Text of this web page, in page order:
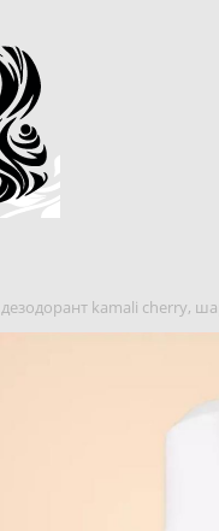
дезодорант kamali cherry,